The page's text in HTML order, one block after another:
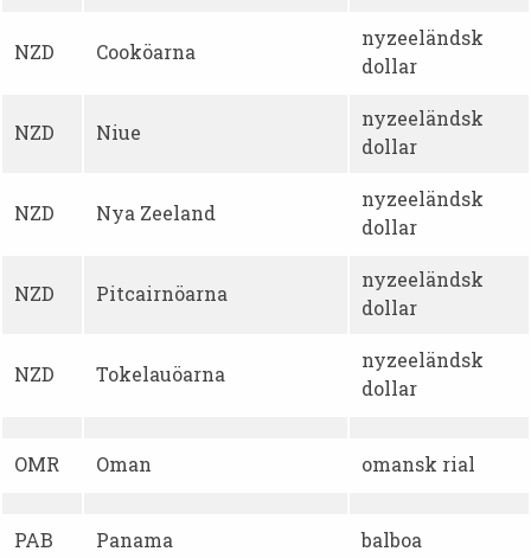
NZD Cooköarna
nyzeeländsk
dollar
NZD Niue
nyzeeländsk
dollar
NZD Nya Zeeland
nyzeeländsk
dollar
NZD Pitcairnöarna
nyzeeländsk
dollar
NZD Tokelauöarna
nyzeeländsk
dollar
OMR Oman omansk rial
PAB Panama balboa